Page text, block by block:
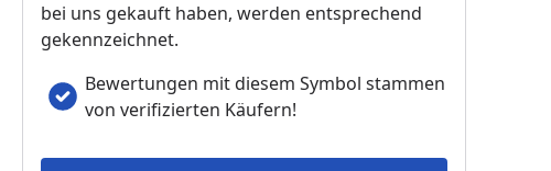
bei uns gekauft haben, werden entsprechend
gekennzeichnet.
Bewertungen mit diesem Symbol stammen
von verifizierten Käufern!